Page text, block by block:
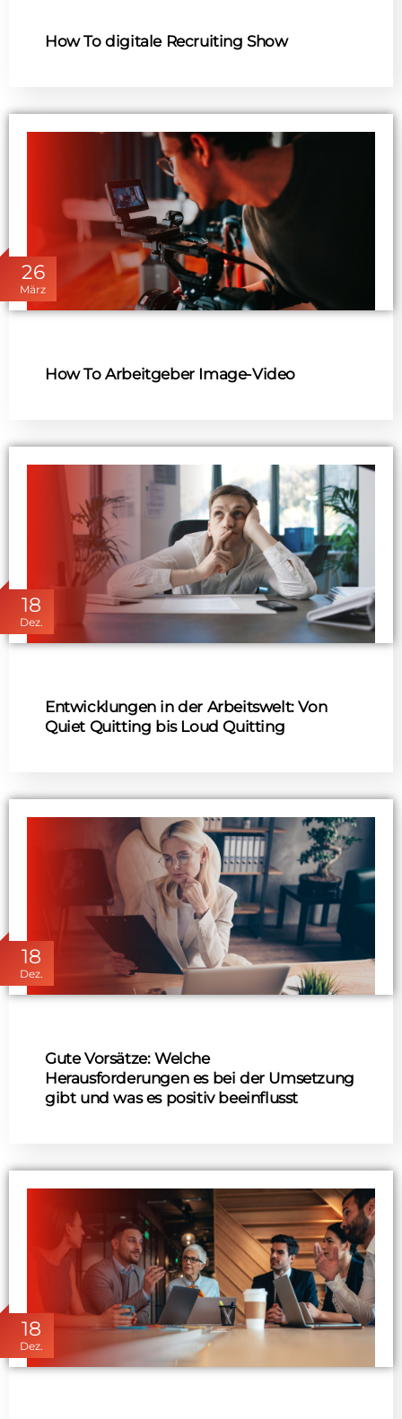
How To digitale Recruiting Show
26
März
How To Arbeitgeber Image-Video
18
Dez.
Entwicklungen in der Arbeitswelt: Von
Quiet Quitting bis Loud Quitting
18
Dez.
Gute Vorsätze: Welche
Herausforderungen es bei der Umsetzung
gibt und was es positiv beeinflusst
18
Dez.